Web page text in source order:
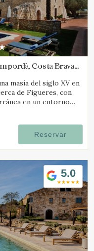
Costa Brava
masía del siglo XV en
de Figueres, con
en un entorno
Reservar
5.0